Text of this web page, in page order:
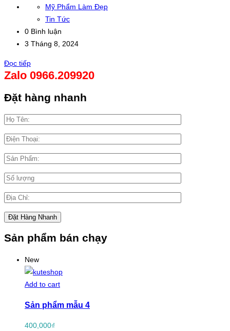
Mỹ Phẩm Làm Đẹp
Tin Tức
0 Bình luận
3 Tháng 8, 2024
Đọc tiếp
Zalo 0966.209920
Đặt hàng nhanh
Sản phẩm bán chạy
New
Add to cart
Sản phẩm mẫu 4
400,000₫